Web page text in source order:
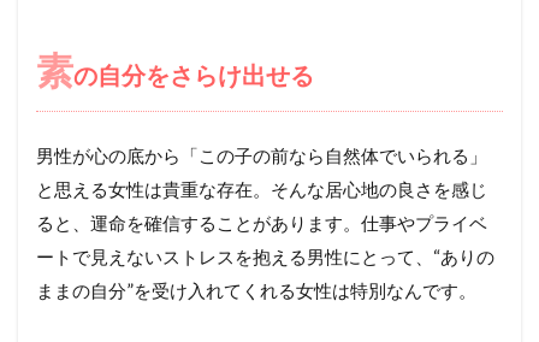
素の自分をさらけ出せる
男性が心の底から「この子の前なら自然体でいられる」
と思える女性は貴重な存在。そんな居心地の良さを感じ
ると、運命を確信することがあります。仕事やプライベ
ートで見えないストレスを抱える男性にとって、“ありの
ままの自分”を受け入れてくれる女性は特別なんです。